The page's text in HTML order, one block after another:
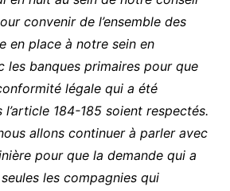
convenir de l’ensemble des
en place à notre sein en
les banques primaires pour que
légale qui a été
184-185 soient respectés.
allons continuer à parler avec
pour que la demande qui a
les compagnies qui